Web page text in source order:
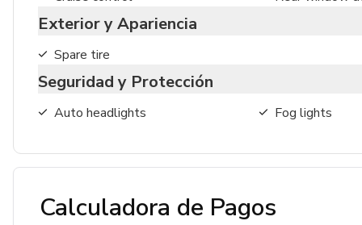
Exterior y Apariencia
Spare tire
Seguridad y Protección
Auto headlights Fog lights
Calculadora de Pagos